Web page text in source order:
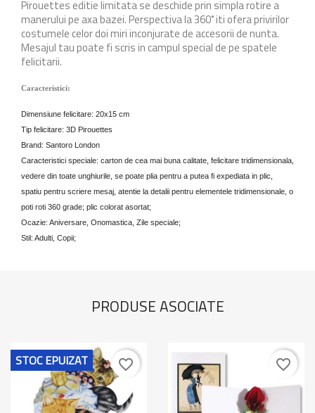
Pirouettes editie limitatase deschide prin simpla rotire a
manerului pe axa bazei. Perspectiva la 360˚ iti ofera privirilor
costumele celor doi miri inconjurate de accesorii de nunta.
Mesajul tau poate fi scris in campul special de pe spatele
felicitarii.
Caracteristici:
Dimensiune felicitare: 20x15 cm
Tip felicitare: 3D Pirouettes
Brand: Santoro London
Caracteristici speciale: carton de cea mai buna calitate, felicitare tridimensionala,
vedere din toate unghiurile, se poate plia pentru a putea fi expediata in plic,
spatiu pentru scriere mesaj, atentie la detalii pentru elementele tridimensionale, o
poti roti 360 grade; plic colorat asortat;
Ocazie: Aniversare, Onomastica, Zile speciale;
Stil: Adulti, Copii;
PRODUSE ASOCIATE
STOC EPUIZAT favorite_border favorite_border